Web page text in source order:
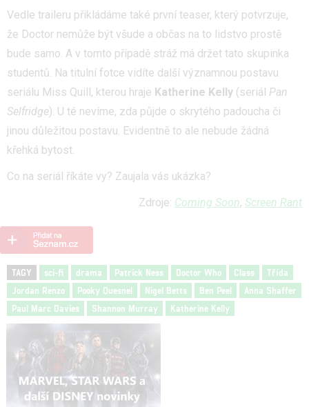
Vedle traileru přikládáme také první teaser, který potvrzuje,
že Doctor nemůže být všude a občas na to lidstvo prostě
bude samo. A v tomto případě stráž má držet tato skupinka
studentů. Na titulní fotce vidíte další významnou postavu
seriálu Miss Quill, kterou hraje Katherine Kelly (seriál Pan
Selfridge). U té nevíme, zda půjde o skrytého padoucha či
jinou důležitou postavu. Evidentně to ale nebude žádná
křehká bytost.
Co na seriál říkáte vy? Zaujala vás ukázka?
Zdroje: Coming Soon, Screen Rant
TAGY sci-fi drama Patrick Ness Doctor Who Class
Třída
Jordan Renzo
Pooky Quesnel Nigel Betts Ben Peel
Anna Shaffer
Paul Marc Davies
Shannon Murray Katherine Kelly